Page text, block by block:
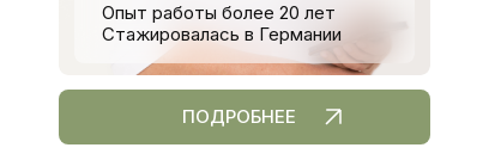
Опыт работы более 20 лет
Стажировалась в Германии
ПОДРОБНЕЕ